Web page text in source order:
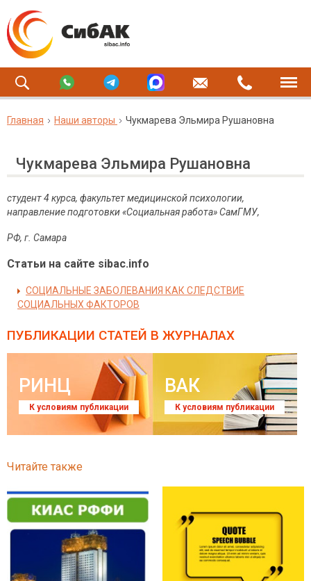
Главная Наши авторы Чукмарева Эльмира Рушановна
Чукмарева Эльмира Рушановна
студент 4 курса, факультет медицинской психологии,
направление подготовки «Социальная работа» СамГМУ,
РФ, г. Самара
Статьи на сайте sibac.info
СОЦИАЛЬНЫЕ ЗАБОЛЕВАНИЯ КАК СЛЕДСТВИЕ
СОЦИАЛЬНЫХ ФАКТОРОВ
ПУБЛИКАЦИИ СТАТЕЙ В ЖУРНАЛАХ
РИНЦ
К условиям публикации
ВАК
К условиям публикации
Читайте также